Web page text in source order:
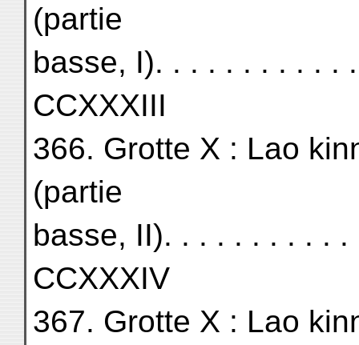
(partie
basse, I). . . . . . . . . . .
CCXXXIII
366. Grotte X : Lao
(partie
basse, II). . . . . . . . . .
CCXXXIV
367. Grotte X : Lao